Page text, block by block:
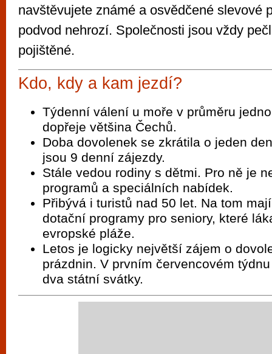
navštěvujete známé a osvědčené slevové
podvod nehrozí. Společnosti jsou vždy
pojištěné.
Kdo, kdy a kam jezdí?
Týdenní válení u moře v průměru
dopřeje většina Čechů.
Doba dovolenek se zkrátila o jeden
jsou 9 denní zájezdy.
Stále vedou rodiny s dětmi. Pro ně je
programů a speciálních nabídek.
Přibývá i turistů nad 50 let. Na tom
dotační programy pro seniory, které
evropské pláže.
Letos je logicky největší zájem o
prázdnin. V prvním červencovém
dva státní svátky.